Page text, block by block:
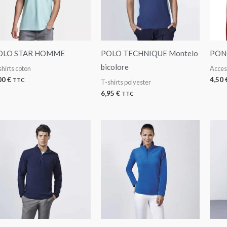
STAR HOMME
coton
€ TTC
POLO TECHNIQUE Montelo
bicolore
T-shirts polyester
6,95 € TTC
4,50